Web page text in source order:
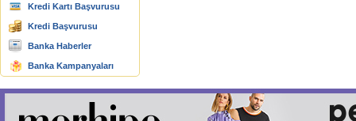
Kredi Kartı Başvurusu
Kredi Başvurusu
Banka Haberler
Banka Kampanyaları